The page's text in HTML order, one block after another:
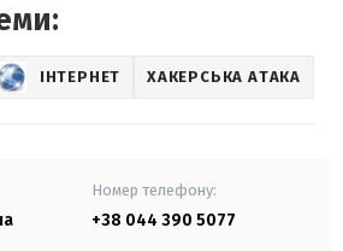
ІНТЕРНЕТ ХАКЕРСЬКА АТАКА
Номер телефону:
+38 044 390 5077